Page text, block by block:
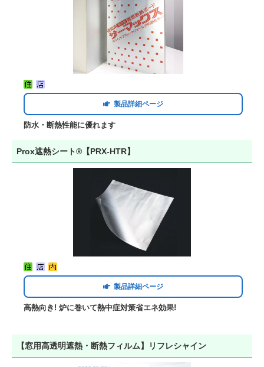
製品詳細ページ
防水・断熱性能に優れます
Prox遮熱シート®【PRX-HTR】
製品詳細ページ
高熱向き! 炉に巻いて熱中症対策省エネ効果!
【窓用高透明遮熱・断熱フィルム】リフレシャイン